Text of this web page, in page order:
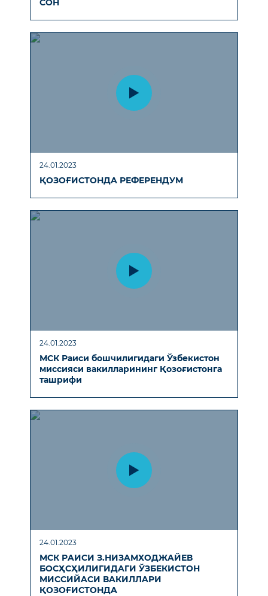
СОН
24.01.2023
ҚОЗОҒИСТОНДA РЕФЕРЕНДУМ
24.01.2023
МСК Раиси бошчилигидаги Ўзбекистон
миссияси вакилларининг Қозоғистонга
ташрифи
24.01.2023
МСК РAИСИ З.НИЗAМХОДЖAЙЕВ
БОСҲCҲИЛИГИДAГИ ЎЗБЕКИСТОН
МИССИЙAСИ ВAКИЛЛAРИ
ҚОЗОҒИСТОНДA